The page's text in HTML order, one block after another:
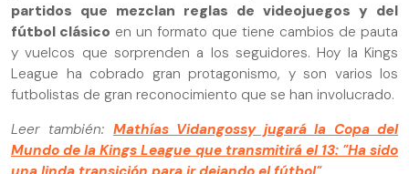
partidos que mezclan reglas de videojuegos y del
fútbol clásico en un formato que tiene cambios de pauta
y vuelcos que sorprenden a los seguidores. Hoy la Kings
League ha cobrado gran protagonismo, y son varios los
futbolistas de gran reconocimiento que se han involucrado.
Leer también: Mathías Vidangossy jugará la Copa del
Mundo de la Kings League que transmitirá el 13: "Ha sido